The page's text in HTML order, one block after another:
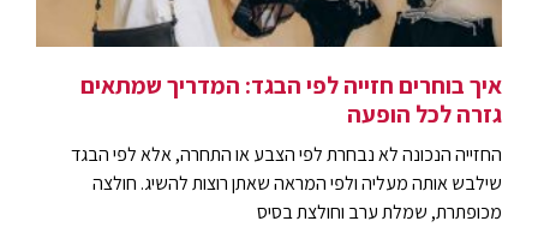
איך בוחרים חזייה לפי הבגד: המדריך שמתאים
גזרה לכל הופעה
החזייה הנכונה לא נבחרת לפי הצבע או התחרה, אלא לפי הבגד
שילבש אותה מעליה ולפי המראה שאתן רוצות להשיג. חולצה
מכופתרת, שמלת ערב וחולצת בסיס